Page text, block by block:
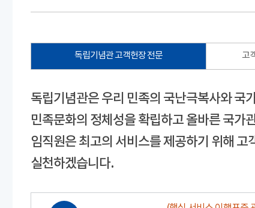
독립기념관 고객헌장 전문 고
독립기념관은 우리 민족의 국난극복사와 국
민족문화의 정체성을 확립하고 올바른 국가
임직원은 최고의 서비스를 제공하기 위해 고
실천하겠습니다.